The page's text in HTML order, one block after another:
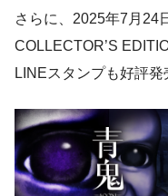
さらに、2025年7月24
COLLECTOR’S
LINEスタンプも好評発